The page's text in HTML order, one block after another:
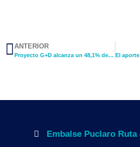
ANTERIOR
Proyecto G+D alcanza un 48,1% de cobertura en canales de la cuenca del Río Elqui
Embalse Puclaro Ruta